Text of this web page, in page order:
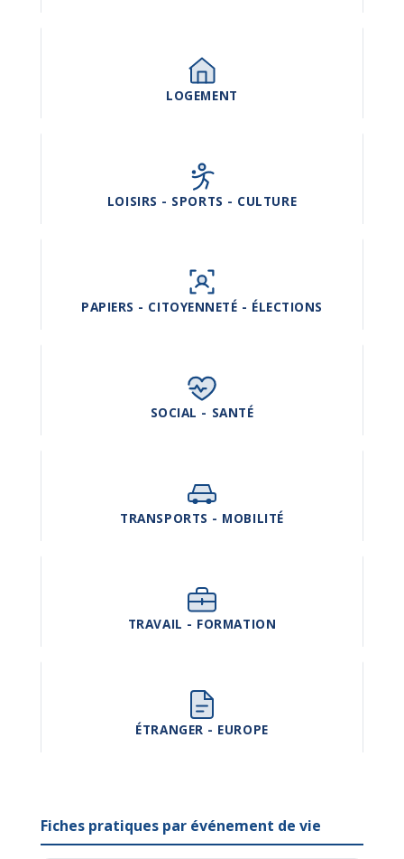
LOGEMENT
LOISIRS - SPORTS - CULTURE
PAPIERS - CITOYENNETÉ - ÉLECTIONS
SOCIAL - SANTÉ
TRANSPORTS - MOBILITÉ
TRAVAIL - FORMATION
ÉTRANGER - EUROPE
Fiches pratiques par événement de vie